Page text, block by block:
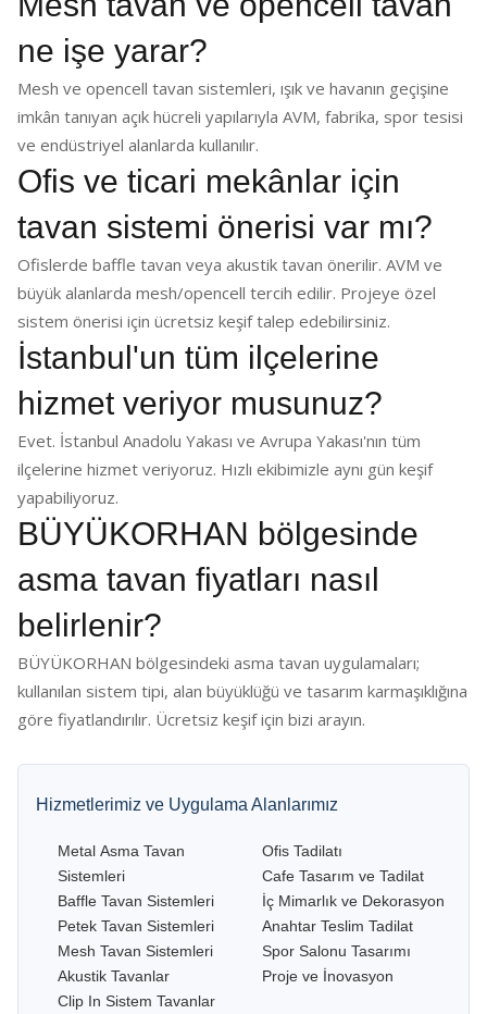
ne işe yarar?
Mesh ve opencell tavan sistemleri, ışık ve havanın geçişine
imkân tanıyan açık hücreli yapılarıyla AVM, fabrika, spor tesisi
ve endüstriyel alanlarda kullanılır.
Ofis ve ticari mekânlar için
tavan sistemi önerisi var mı?
Ofislerde baffle tavan veya akustik tavan önerilir. AVM ve
büyük alanlarda mesh/opencell tercih edilir. Projeye özel
sistem önerisi için ücretsiz keşif talep edebilirsiniz.
İstanbul'un tüm ilçelerine
hizmet veriyor musunuz?
Evet. İstanbul Anadolu Yakası ve Avrupa Yakası'nın tüm
ilçelerine hizmet veriyoruz. Hızlı ekibimizle aynı gün keşif
yapabiliyoruz.
BÜYÜKORHAN bölgesinde
asma tavan fiyatları nasıl
belirlenir?
BÜYÜKORHAN bölgesindeki asma tavan uygulamaları;
kullanılan sistem tipi, alan büyüklüğü ve tasarım karmaşıklığına
göre fiyatlandırılır. Ücretsiz keşif için bizi arayın.
Hizmetlerimiz ve Uygulama Alanlarımız
Metal Asma Tavan
Sistemleri
Baffle Tavan Sistemleri
Petek Tavan Sistemleri
Mesh Tavan Sistemleri
Akustik Tavanlar
Clip In Sistem Tavanlar
Ofis Tadilatı
Cafe Tasarım ve Tadilat
İç Mimarlık ve Dekorasyon
Anahtar Teslim Tadilat
Spor Salonu Tasarımı
Proje ve İnovasyon